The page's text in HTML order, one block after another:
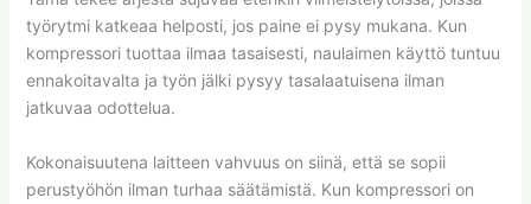
työrytmi katkeaa helposti, jos paine ei pysy mukana. Kun
kompressori tuottaa ilmaa tasaisesti, naulaimen käyttö tuntuu
ennakoitavalta ja työn jälki pysyy tasalaatuisena ilman
jatkuvaa odottelua.
Kokonaisuutena laitteen vahvuus on siinä, että se sopii
perustyöhön ilman turhaa säätämistä. Kun kompressori on